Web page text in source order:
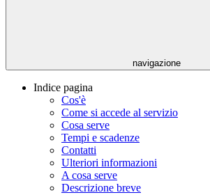
navigazione
Indice pagina
Cos'è
Come si accede al servizio
Cosa serve
Tempi e scadenze
Contatti
Ulteriori informazioni
A cosa serve
Descrizione breve